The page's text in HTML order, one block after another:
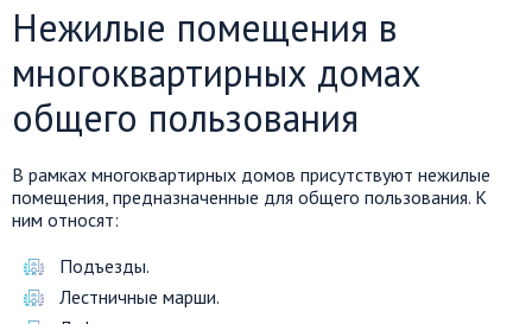
Нежилые помещения в
многоквартирных домах
общего пользования
В рамках многоквартирных домов присутствуют нежилые
помещения, предназначенные для общего пользования. К
ним относят:
Подъезды.
Лестничные марши.